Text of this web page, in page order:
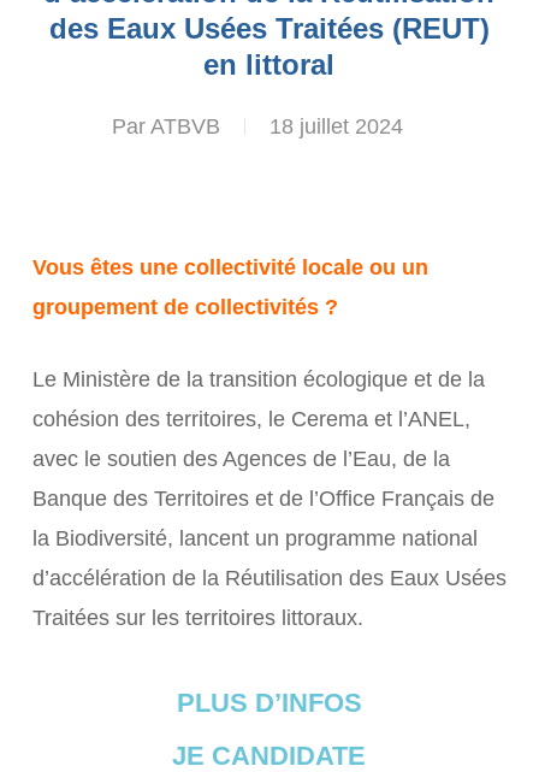
des Eaux Usées Traitées (REUT)
en littoral
Par ATBVB 18 juillet 2024
Vous êtes une collectivité locale ou un
groupement de collectivités ?
Le Ministère de la transition écologique et de la
cohésion des territoires, le Cerema et l’ANEL,
avec le soutien des Agences de l’Eau, de la
Banque des Territoires et de l’Office Français de
la Biodiversité, lancent un programme national
d’accélération de la Réutilisation des Eaux Usées
Traitées sur les territoires littoraux.
PLUS D’INFOS
JE CANDIDATE